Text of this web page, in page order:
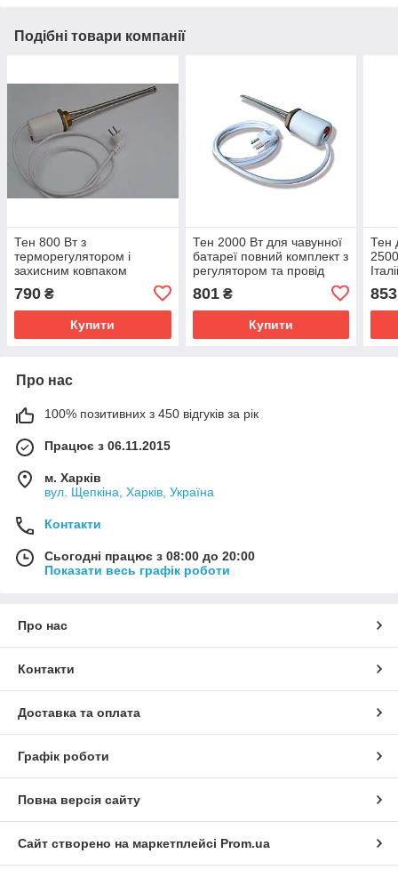
Подібні товари компанії
Тен 800 Вт з
терморегулятором і
захисним ковпаком
батареї
790 ₴
Купити
Тен 2000 Вт для чавунної
батареї повний комплект з
регулятором та провід
801₴
Купити
Тен
853
Про нас
100% позитивних з 450 відгуків за рік
Працює з 06.11.2015
м. Харків
вул. Щепкіна, Харків, Україна
Контакти
Сьогодні працює з 08:00 до 20:00
Показати весь графік роботи
Про нас
Контакти
Доставка та оплата
Графік роботи
Повна версія сайту
Сайт створено на маркетплейсі Prom.ua